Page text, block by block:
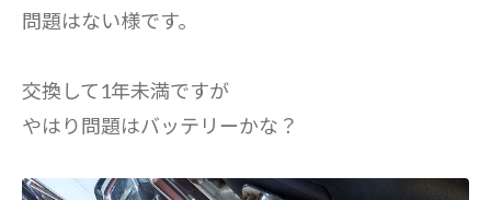
問題はない様です。
交換して1年未満ですが
やはり問題はバッテリーかな？